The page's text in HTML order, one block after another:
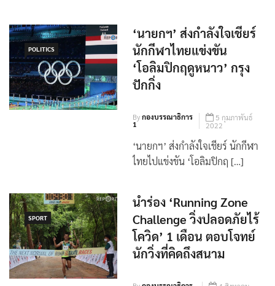
POLITICS
‘นายกฯ’ ส่งกำลังใจเชียร์
นักกีฬาไทยแข่งขัน
‘โอลิมปิกฤดูหนาว’ กรุง
By
5 กุมภาพันธ์
2022
‘นายกฯ’ ส่งกำลังใจเชียร์ นักกีฬา
SPORT
นำร่อง ‘Running Zone
Challenge วิ่งปลอดภัยไร้
โควิด’ 1 เดือน ตอบโจทย์